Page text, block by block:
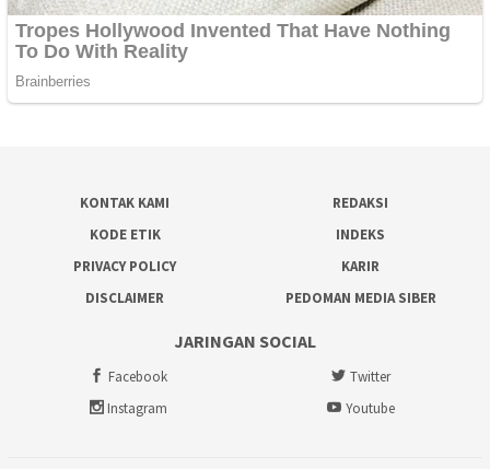
KONTAK KAMI
REDAKSI
KODE ETIK
INDEKS
PRIVACY POLICY
KARIR
DISCLAIMER
PEDOMAN MEDIA SIBER
JARINGAN SOCIAL
Facebook
Twitter
Instagram
Youtube